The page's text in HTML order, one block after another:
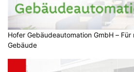
Hofer Gebäudeautomation GmbH –
Gebäude